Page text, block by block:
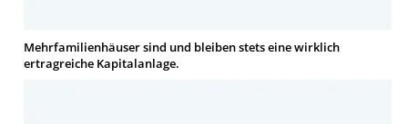
Mehrfamilienhäuser sind und bleiben stets eine wirklich
ertragreiche Kapitalanlage.